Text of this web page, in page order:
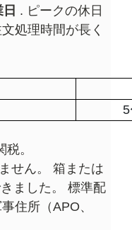
. ピークの休日
処理時間が長く
。
せん。 箱または
ました。 標準配
住所（APO、